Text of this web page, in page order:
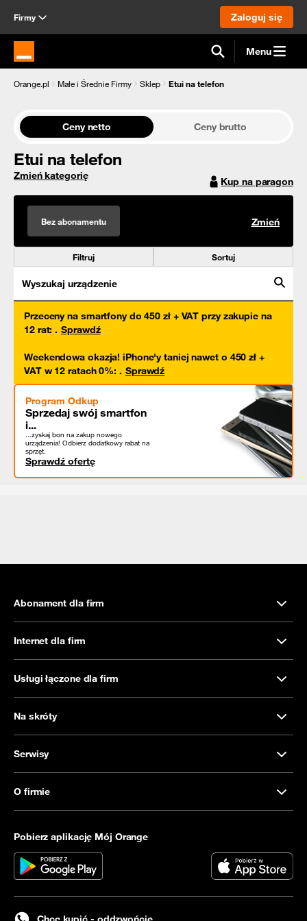
Firmy Zaloguj się
Strona główna Orange.pl Menu
Orange.pl Małe i Średnie Firmy Sklep Etui na telefon
Ceny netto Ceny brutto
Etui na telefon
Zmień kategorię Kup na paragon
Bez abonamentu Zmień
Filtruj Sortuj
Wyszukaj urządzenie
Przeceny na smartfony do 450 zł + VAT przy zakupie na
12 rat: . Sprawdź
Weekendowa okazja! iPhone'y taniej nawet o 450 zł +
VAT w 12 ratach 0%: . Sprawdź
Program Odkup
Sprzedaj swój smartfon
i...
...zyskaj bon na zakup nowego
urządzenia! Odbierz dodatkowy rabat na
sprzęt.
Sprawdź ofertę
Abonament dla firm
Internet dla firm
Usługi łączone dla firm
Na skróty
Serwisy
O firmie
Pobierz aplikację Mój Orange